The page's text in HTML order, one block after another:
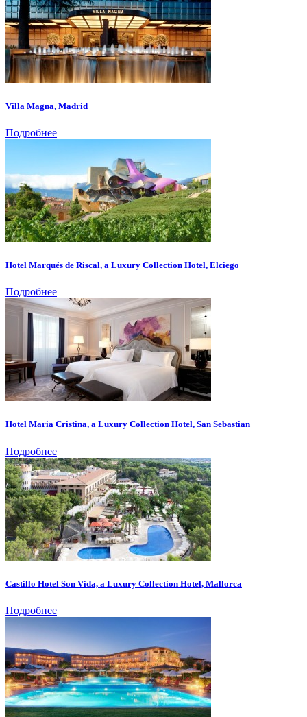
Villa Magna, Madrid
Подробнее
Hotel Marqués de Riscal, a Luxury Collection Hotel, Elciego
Подробнее
Hotel Maria Cristina, a Luxury Collection Hotel, San Sebastian
Подробнее
Castillo Hotel Son Vida, a Luxury Collection Hotel, Mallorca
Подробнее